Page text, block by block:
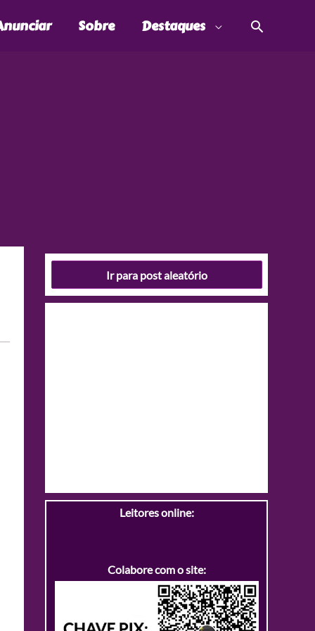
Sobre Destaques
Ir para post aleatório
Leitores online:
Colabore com o site: